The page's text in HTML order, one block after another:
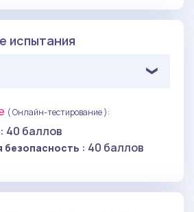
испытания
( Онлайн-тестирование ):
: 40 баллов
безопасность : 40 баллов